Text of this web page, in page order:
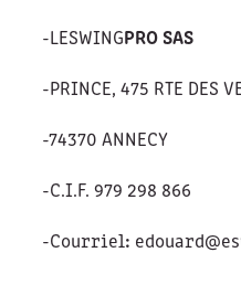
-LESWINGPRO SAS
-PRINCE, 475 RTE DES
-74370 ANNECY
-C.I.F. 979 298 866
-Courriel: